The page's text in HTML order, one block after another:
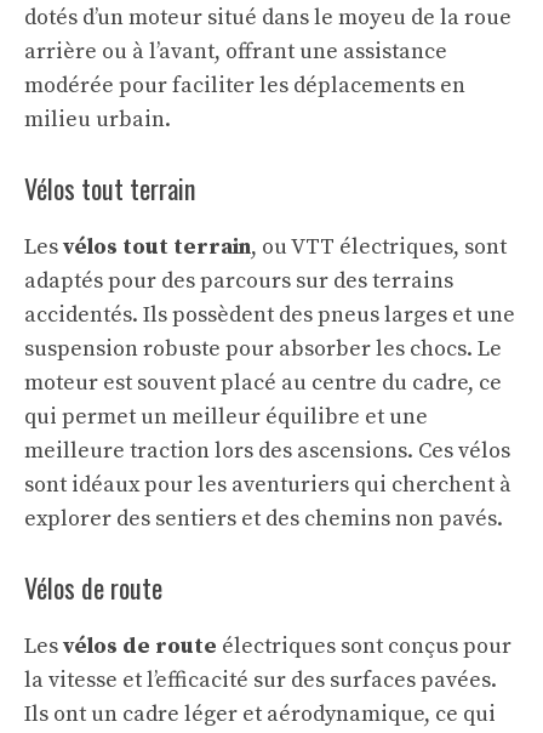
dotés d’un moteur situé dans le moyeu de la roue
arrière ou à l’avant, offrant une assistance
modérée pour faciliter les déplacements en
milieu urbain.
Vélos tout terrain
Lesvélos tout terrain, ou VTT électriques, sont
adaptés pour des parcours sur des terrains
accidentés. Ils possèdent des pneus larges et une
suspension robuste pour absorber les chocs. Le
moteur est souvent placé au centre du cadre, ce
qui permet un meilleur équilibre et une
meilleure traction lors des ascensions. Ces vélos
sont idéaux pour les aventuriers qui cherchent à
explorer des sentiers et des chemins non pavés.
Vélos de route
Lesvélos de route électriques sont conçus pour
la vitesse et l’efficacité sur des surfaces pavées.
Ils ont un cadre léger et aérodynamique, ce qui